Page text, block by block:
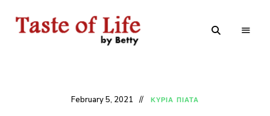
February 5, 2021 ΚΥΡΙΑ ΠΙΑΤΑ